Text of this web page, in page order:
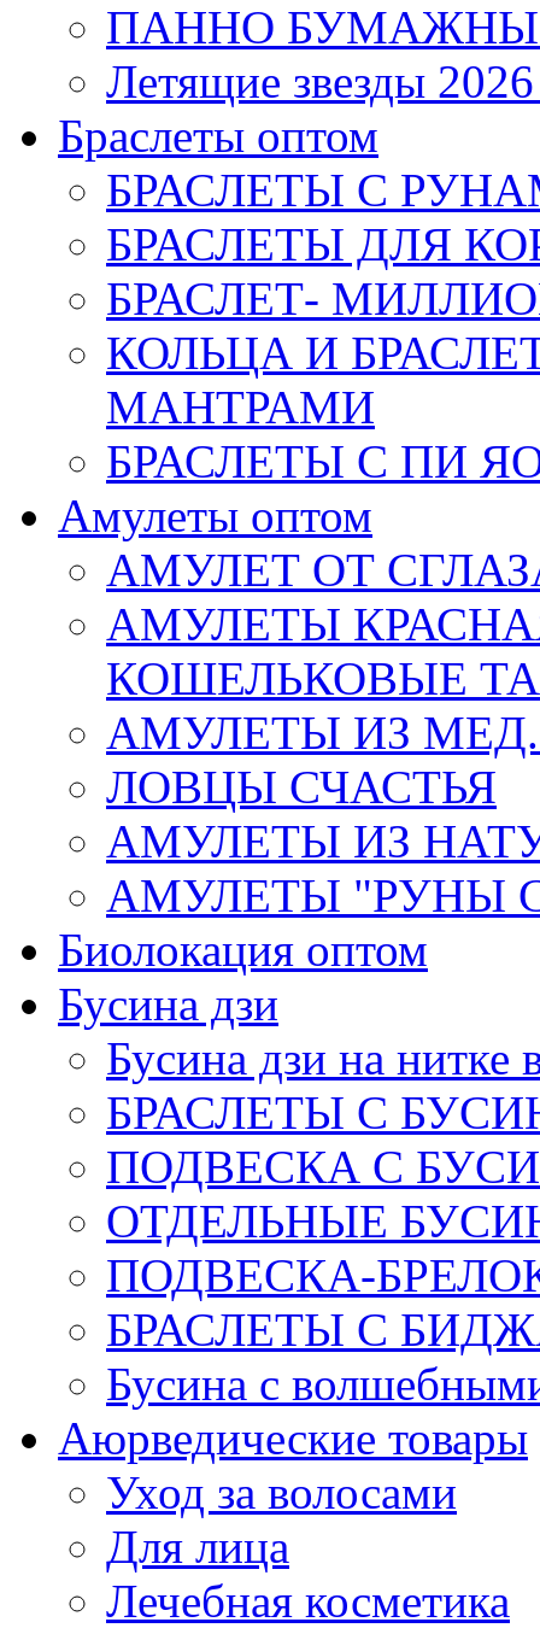
ПАННО
Летящие звезды
Браслеты оптом
БРАСЛЕТЫ С
БРАСЛЕТЫ ДЛЯ
БРАСЛЕТ-
КОЛЬЦА И
МАНТРАМИ
БРАСЛЕТЫ С ПИ
Амулеты оптом
АМУЛЕТ ОТ
АМУЛЕТЫ
КОШЕЛЬКОВЫЕ
АМУЛЕТЫ ИЗ
ЛОВЦЫ СЧАСТЬЯ
АМУЛЕТЫ ИЗ
АМУЛЕТЫ "РУНЫ
Биолокация оптом
Бусина дзи
Бусина дзи на нитке
БРАСЛЕТЫ С
ПОДВЕСКА С
ОТДЕЛЬНЫЕ
ПОДВЕСКА-
БРАСЛЕТЫ С
Бусина с
Аюрведические товары
Уход за волосами
Для лица
Лечебная косметика